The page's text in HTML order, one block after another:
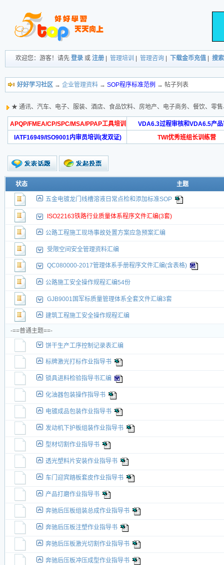
欢迎您：游客！请先 登录 或 注册 管理培训 管理咨询 下载金币充值 搜索
好好学习社区 → 企业管理资料 → SOP程序标准范例 → 帖子列表
★ 通讯、汽车、电子、服装、酒店、食品饮料、房地产、电子商务、餐饮、零
APQP/FMEA/CP/SPC/MSA/PPAP工具培训
VDA6.3过程审核和VDA6.5产品
IATF16949/ISO9001内审员培训(发双证)
TWI优秀班组长训练营
状态 主题
五金电镀龙门线槽溶液日常点检和添加标准SOP
ISO22163铁路行业质量体系程序文件汇编(3套)
公路工程施工现场事故处置方案应急预案汇编
受限空间安全管理资料汇编
QC080000-2017管理体系手册程序文件汇编(含表格)
公路施工安全操作规程汇编54份
GJB9001国军标质量管理体系全套文件汇编3套
建筑工程施工安全操作规程汇编
-==普通主题==-
饼干生产工序控制记录表汇编
标牌激光打标作业指导书
锁具进料检验指导书汇编
化油器包装操作指导书
电镀成品包装作业指导书
发动机下护板组装作业指导书
型材切割作业指导书
透光塑料片安装作业指导书
车门迎宾踏板套皮作业指导书
产品打磨作业指导书
奔驰后压板组装总成作业指导书
奔驰后压板注塑作业指导书
奔驰后压板激光切割作业指导书
奔驰后压板冲压成型作业指导书